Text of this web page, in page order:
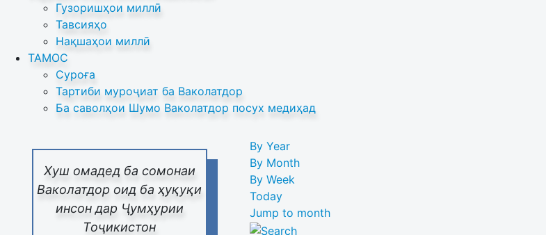
Гузоришҳои миллӣ
Тавсияҳо
Нақшаҳои миллӣ
ТАМОС
Суроға
Тартиби муроҷиат ба Ваколатдор
Ба саволҳои Шумо Ваколатдор посух медиҳад
Хуш омадед ба сомонаи
Ваколатдор оид ба ҳуқуқи
инсон дар Ҷумҳурии
Тоҷикистон
By Year
By Month
By Week
Today
Jump to month